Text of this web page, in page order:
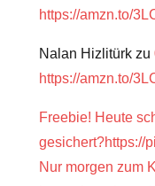
https://amzn.to/
Nalan Hizlitürk zu
https://amzn.to/
Freebie! Heute
gesichert?https://
Nur morgen zum